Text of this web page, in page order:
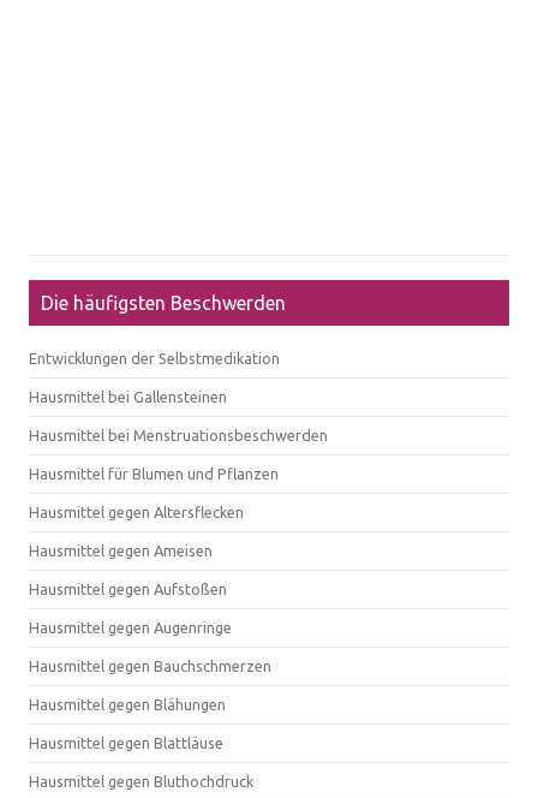
Die häufigsten Beschwerden
Entwicklungen der Selbstmedikation
Hausmittel bei Gallensteinen
Hausmittel bei Menstruationsbeschwerden
Hausmittel für Blumen und Pflanzen
Hausmittel gegen Altersflecken
Hausmittel gegen Ameisen
Hausmittel gegen Aufstoßen
Hausmittel gegen Augenringe
Hausmittel gegen Bauchschmerzen
Hausmittel gegen Blähungen
Hausmittel gegen Blattläuse
Hausmittel gegen Bluthochdruck